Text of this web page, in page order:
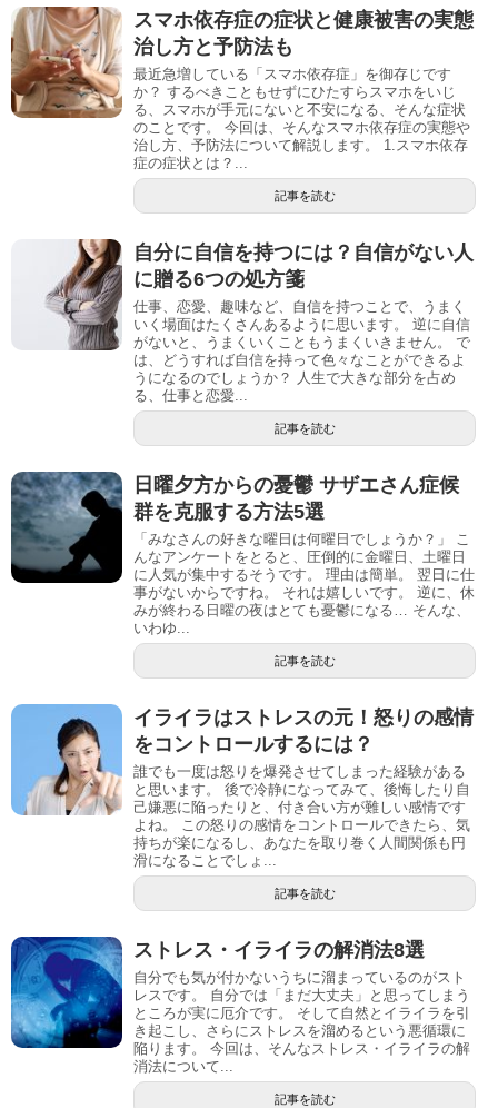
スマホ依存症の症状と健康被害の実態
治し方と予防法も
最近急増している「スマホ依存症」を御存じです
か？ するべきこともせずにひたすらスマホをいじ
る、スマホが手元にないと不安になる、そんな症状
のことです。 今回は、そんなスマホ依存症の実態や
治し方、予防法について解説します。 1.スマホ依存
症の症状とは？...
記事を読む
自分に自信を持つには？自信がない人
に贈る6つの処方箋
仕事、恋愛、趣味など、自信を持つことで、うまく
いく場面はたくさんあるように思います。 逆に自信
がないと、うまくいくこともうまくいきません。 で
は、どうすれば自信を持って色々なことができるよ
うになるのでしょうか？ 人生で大きな部分を占め
る、仕事と恋愛...
記事を読む
日曜夕方からの憂鬱 サザエさん症候
群を克服する方法5選
「みなさんの好きな曜日は何曜日でしょうか？」 こ
んなアンケートをとると、圧倒的に金曜日、土曜日
に人気が集中するそうです。 理由は簡単。 翌日に仕
事がないからですね。 それは嬉しいです。 逆に、休
みが終わる日曜の夜はとても憂鬱になる… そんな、
いわゆ...
記事を読む
イライラはストレスの元！怒りの感情
をコントロールするには？
誰でも一度は怒りを爆発させてしまった経験がある
と思います。 後で冷静になってみて、後悔したり自
己嫌悪に陥ったりと、付き合い方が難しい感情です
よね。 この怒りの感情をコントロールできたら、気
持ちが楽になるし、あなたを取り巻く人間関係も円
滑になることでしょ...
記事を読む
ストレス・イライラの解消法8選
自分でも気が付かないうちに溜まっているのがスト
レスです。 自分では「まだ大丈夫」と思ってしまう
ところが実に厄介です。 そして自然とイライラを引
き起こし、さらにストレスを溜めるという悪循環に
陥ります。 今回は、そんなストレス・イライラの解
消法について...
記事を読む